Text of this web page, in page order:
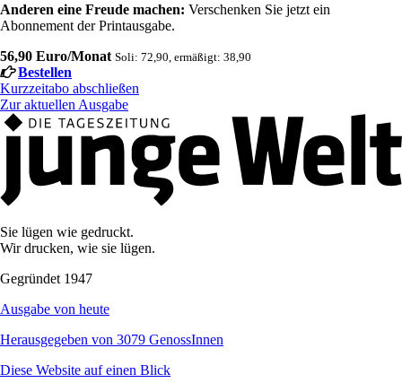
Anderen eine Freude machen: Verschenken Sie jetzt ein
Abonnement der Printausgabe.
56,90 Euro/Monat Soli: 72,90, ermäßigt: 38,90
Bestellen
Kurzzeitabo abschließen
Zur aktuellen Ausgabe
Sie lügen wie gedruckt.
Wir drucken, wie sie lügen.
Gegründet 1947
Ausgabe von heute
Herausgegeben von 3079 GenossInnen
Diese Website auf einen Blick